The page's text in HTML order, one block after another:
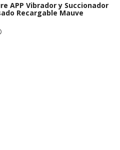
APP Vibrador y Succionador
Recargable Mauve